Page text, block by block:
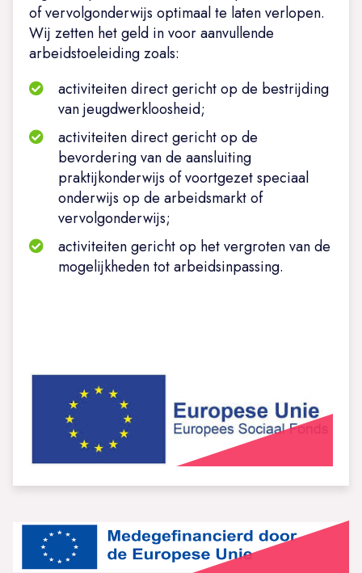
of vervolgonderwijs optimaal te laten verlopen.
Wij zetten het geld in voor aanvullende
arbeidstoeleiding zoals:
activiteiten direct gericht op de bestrijding
van jeugdwerkloosheid;
activiteiten direct gericht op de
bevordering van de aansluiting
praktijkonderwijs of voortgezet speciaal
onderwijs op de arbeidsmarkt of
vervolgonderwijs;
activiteiten gericht op het vergroten van de
mogelijkheden tot arbeidsinpassing.